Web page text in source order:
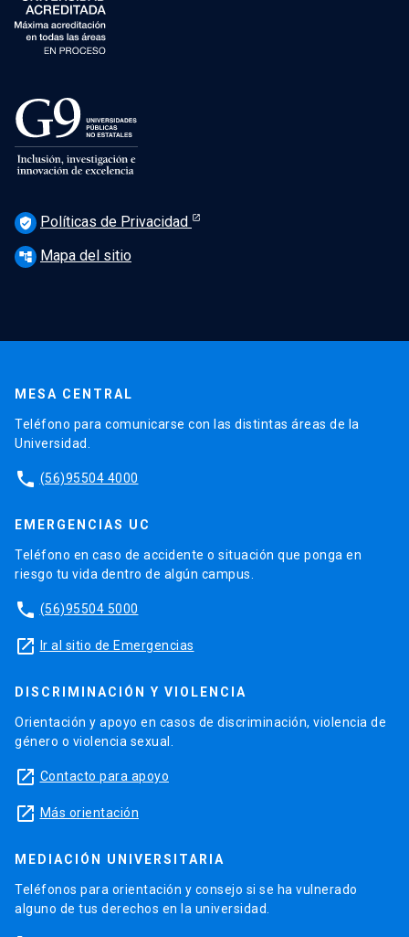
verified_user Políticas de Privacidad
account_tree Mapa del sitio
MESA CENTRAL
Teléfono para comunicarse con las distintas áreas de la
Universidad.
phone (56)95504 4000
EMERGENCIAS UC
Teléfono en caso de accidente o situación que ponga en
riesgo tu vida dentro de algún campus.
phone (56)95504 5000
launch Ir al sitio de Emergencias
DISCRIMINACIÓN Y VIOLENCIA
Orientación y apoyo en casos de discriminación, violencia de
género o violencia sexual.
launch Contacto para apoyo
launch Más orientación
MEDIACIÓN UNIVERSITARIA
Teléfonos para orientación y consejo si se ha vulnerado
alguno de tus derechos en la universidad.